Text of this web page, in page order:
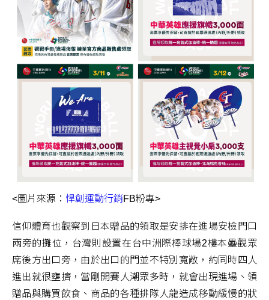
<圖片來源： 悍創運動行銷FB粉專>
信仰體育也觀察到日本贈品的領取是安排在進場安檢門口
兩旁的攤位，台灣則設置在台中洲際棒球場2樓本壘觀眾
席後方出口旁，由於出口的門並不特別寬敞，約同時四人
進出就很壅擠，當剛開賽人潮眾多時，就會出現進場、領
贈品與購買飲食、商品的各種排隊人龍造成移動緩慢的狀